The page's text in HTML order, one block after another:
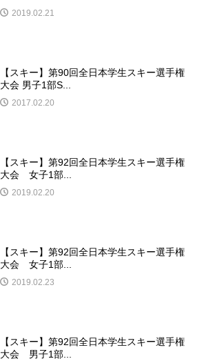
2019.02.21
【スキー】第90回全日本学生スキー選手権
大会 男子1部S...
2017.02.20
【スキー】第92回全日本学生スキー選手権
大会 女子1部...
2019.02.20
【スキー】第92回全日本学生スキー選手権
大会 女子1部...
2019.02.23
【スキー】第92回全日本学生スキー選手権
大会 男子1部...